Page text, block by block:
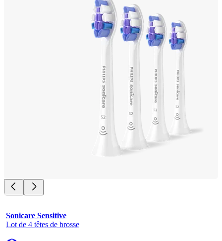
Sonicare Sensitive
Lot de 4 têtes de brosse